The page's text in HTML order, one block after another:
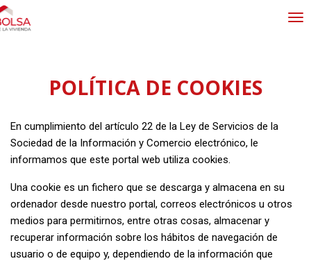
POLÍTICA DE COOKIES
En cumplimiento del artículo 22 de la Ley de Servicios de la
Sociedad de la Información y Comercio electrónico, le
informamos que este portal web utiliza cookies.
Una cookie es un fichero que se descarga y almacena en su
ordenador desde nuestro portal, correos electrónicos u otros
medios para permitirnos, entre otras cosas, almacenar y
recuperar información sobre los hábitos de navegación de
usuario o de equipo y, dependiendo de la información que